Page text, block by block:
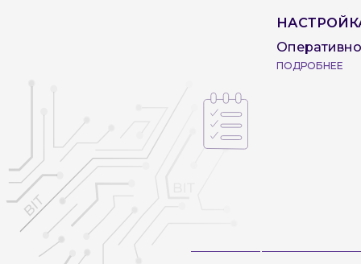
ПОДРОБНЕЕ